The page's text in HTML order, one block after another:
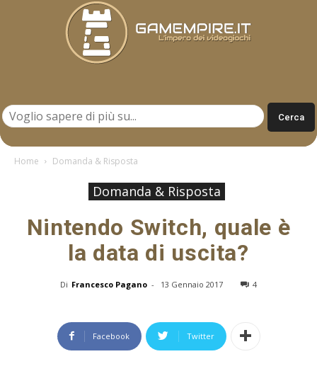
Home Domanda & Risposta
Domanda & Risposta
Nintendo Switch, quale è
la data di uscita?
Di Francesco Pagano - 13 Gennaio 2017 4
Facebook Twitter